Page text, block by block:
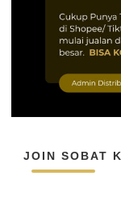
JOIN SOBAT